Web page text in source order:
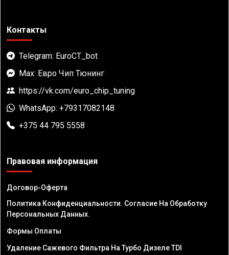
Контакты
Telegram: EuroCT_bot
Max: Евро Чип Тюнинг
https://vk.com/euro_chip_tuning
WhatsApp: +79317082148
+375 44 795 5558
Правовая информация
Договор-Оферта
Политика Конфиденциальности. Согласие На Обработку
Персональных Данных.
Формы Оплаты
Удаление Сажевого Фильтра На Турбо Дизеле TDI